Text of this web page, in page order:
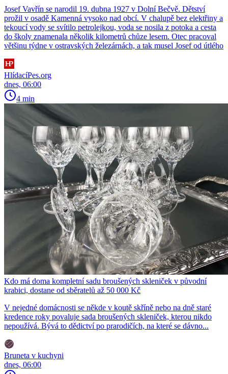
Josef Vavřín se narodil 19. dubna 1927 v Dolní Bečvě. Dětství
prožil v osadě Kamenná vysoko nad obcí. V chalupě bez elektřiny a
tekoucí vody se svítilo petrolejkou, voda se nosila z potoka a cesta
do školy znamenala několik kilometrů chůze lesem. Otec pracoval
většinu týdne v ostravských železárnách, a tak musel Josef od útlého
HlídacíPes.org
dnes, 06:00
4 min
Kdo má doma kompletní sadu broušených skleniček v původní
krabici, dostane od sběratelů až 50 000 Kč
V nejedné domácnosti se někde v koutě skříně nebo na dně staré
kredence roky povaluje sada broušených skleniček, kterou nikdo
nepoužívá. Bývá to dědictví po prarodičích, na které se dávno...
Bruneta v kuchyni
dnes, 06:00